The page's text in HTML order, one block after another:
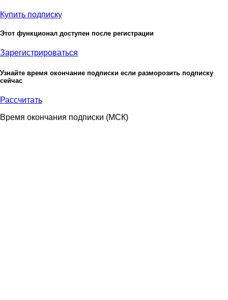
Купить подписку
Этот функционал доступен после регистрации
Зарегистрироваться
Узнайте время окончание подписки если разморозить подписку
сейчас
Рассчитать
Время окончания подписки (МСК)